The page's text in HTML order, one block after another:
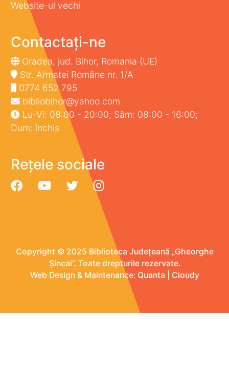
Website-ul vechi
Contactați-ne
Oradea, jud. Bihor, Romania (UE)
Str. Armatei Române nr. 1/A
0774 652 795
bibliobihor@yahoo.com
Lu-Vi: 08:00 - 20:00; Sâm: 08:00 - 16:00;
Dum: închis
Rețele sociale
Copyright © 2025 Biblioteca Județeană „Gheorghe
Șincai”. Toate drepturile rezervate.
Web Design & Maintenance: Quanta Cloudy